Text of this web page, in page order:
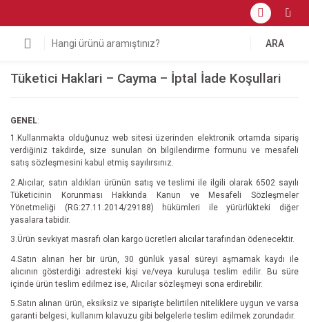
ARA
Tüketici Haklari – Cayma – İptal İade Koşullari
GENEL:
1.Kullanmakta olduğunuz web sitesi üzerinden elektronik ortamda sipariş
verdiğiniz takdirde, size sunulan ön bilgilendirme formunu ve mesafeli
satış sözleşmesini kabul etmiş sayılırsınız.
2.Alıcılar, satın aldıkları ürünün satış ve teslimi ile ilgili olarak 6502 sayılı
Tüketicinin Korunması Hakkında Kanun ve Mesafeli Sözleşmeler
Yönetmeliği (RG:27.11.2014/29188) hükümleri ile yürürlükteki diğer
yasalara tabidir.
3.Ürün sevkiyat masrafı olan kargo ücretleri alıcılar tarafından ödenecektir.
4.Satın alınan her bir ürün, 30 günlük yasal süreyi aşmamak kaydı ile
alıcının gösterdiği adresteki kişi ve/veya kuruluşa teslim edilir. Bu süre
içinde ürün teslim edilmez ise, Alıcılar sözleşmeyi sona erdirebilir.
5.Satın alınan ürün, eksiksiz ve siparişte belirtilen niteliklere uygun ve varsa
garanti belgesi, kullanım kılavuzu gibi belgelerle teslim edilmek zorundadır.